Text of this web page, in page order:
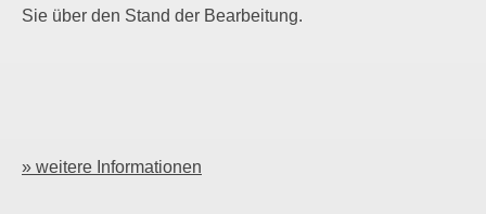
Sie über den Stand der Bearbeitung.
» weitere Informationen